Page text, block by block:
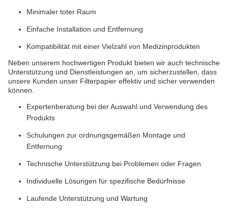
Minimaler toter Raum
Einfache Installation und Entfernung
Kompatibilität mit einer Vielzahl von Medizinprodukten
Neben unserem hochwertigen Produkt bieten wir auch technische
Unterstützung und Dienstleistungen an, um sicherzustellen, dass
unsere Kunden unser Filterpapier effektiv und sicher verwenden
können.
Expertenberatung bei der Auswahl und Verwendung des
Produkts
Schulungen zur ordnungsgemäßen Montage und
Entfernung
Technische Unterstützung bei Problemen oder Fragen
Individuelle Lösungen für spezifische Bedürfnisse
Laufende Unterstützung und Wartung